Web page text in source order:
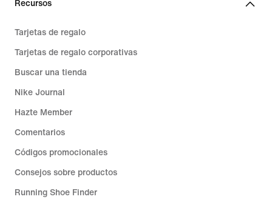
Recursos
Tarjetas de regalo
Tarjetas de regalo corporativas
Buscar una tienda
Nike Journal
Hazte Member
Comentarios
Códigos promocionales
Consejos sobre productos
Running Shoe Finder